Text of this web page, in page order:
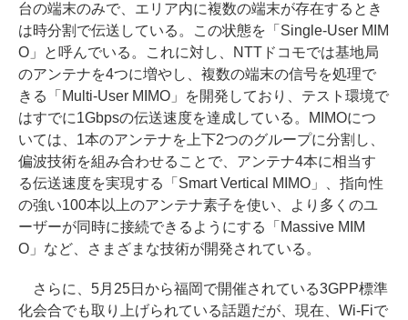
台の端末のみで、エリア内に複数の端末が存在するとき
は時分割で伝送している。この状態を「Single-User MIM
O」と呼んでいる。これに対し、NTTドコモでは基地局
のアンテナを4つに増やし、複数の端末の信号を処理で
きる「Multi-User MIMO」を開発しており、テスト環境で
はすでに1Gbpsの伝送速度を達成している。MIMOにつ
いては、1本のアンテナを上下2つのグループに分割し、
偏波技術を組み合わせることで、アンテナ4本に相当す
る伝送速度を実現する「Smart Vertical MIMO」、指向性
の強い100本以上のアンテナ素子を使い、より多くのユ
ーザーが同時に接続できるようにする「Massive MIM
O」など、さまざまな技術が開発されている。
さらに、5月25日から福岡で開催されている3GPP標準
化会合でも取り上げられている話題だが、現在、Wi-Fiで